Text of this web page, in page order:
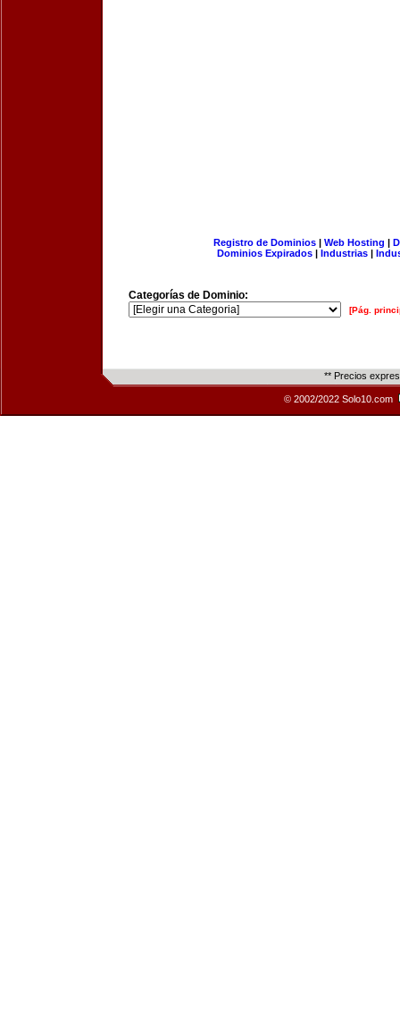
Registro de Dominios| Web Hosting |
Dominios Expirados | Industrias |
Categorías de Dominio:
[Pág.
** Precios
© 2002/2022 Solo10.com